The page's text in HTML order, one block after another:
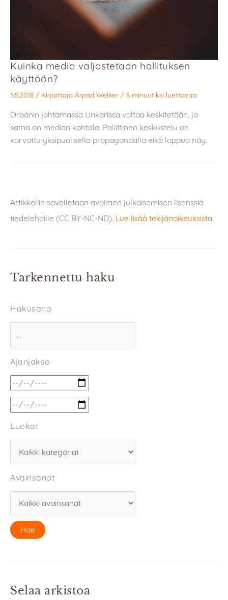
Kuinka media valjastetaan hallituksen
käyttöön?
5.5.2018 / Kirjoittaja Árpád Welker / 6 minuutiksi luettavaa
Orbánin johtamassa Unkarissa valtaa keskitetään, ja
sama on median kohtalo. Poliittinen keskustelu on
korvattu yksipuolisella propagandalla eikä loppua näy.
Artikkeliin sovelletaan avoimen julkaisemisen lisenssiä
tiedelehdille (CC BY-NC-ND). Lue lisää tekijänoikeuksista.
Tarkennettu haku
Hakusana
Ajanjakso
Luokat
Avainsanat
Selaa arkistoa